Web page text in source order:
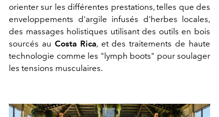
orienter sur les différentes prestations, telles que des
enveloppements d'argile infusés d'herbes locales,
des massages holistiques utilisant des outils en bois
sourcés au Costa Rica, et des traitements de haute
technologie comme les "lymph boots" pour soulager
les tensions musculaires.